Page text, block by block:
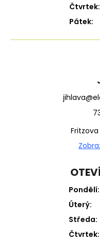
Čtvrtek:
Pátek:
Fritzova
Pondělí:
Úterý:
Středa:
Čtvrtek: